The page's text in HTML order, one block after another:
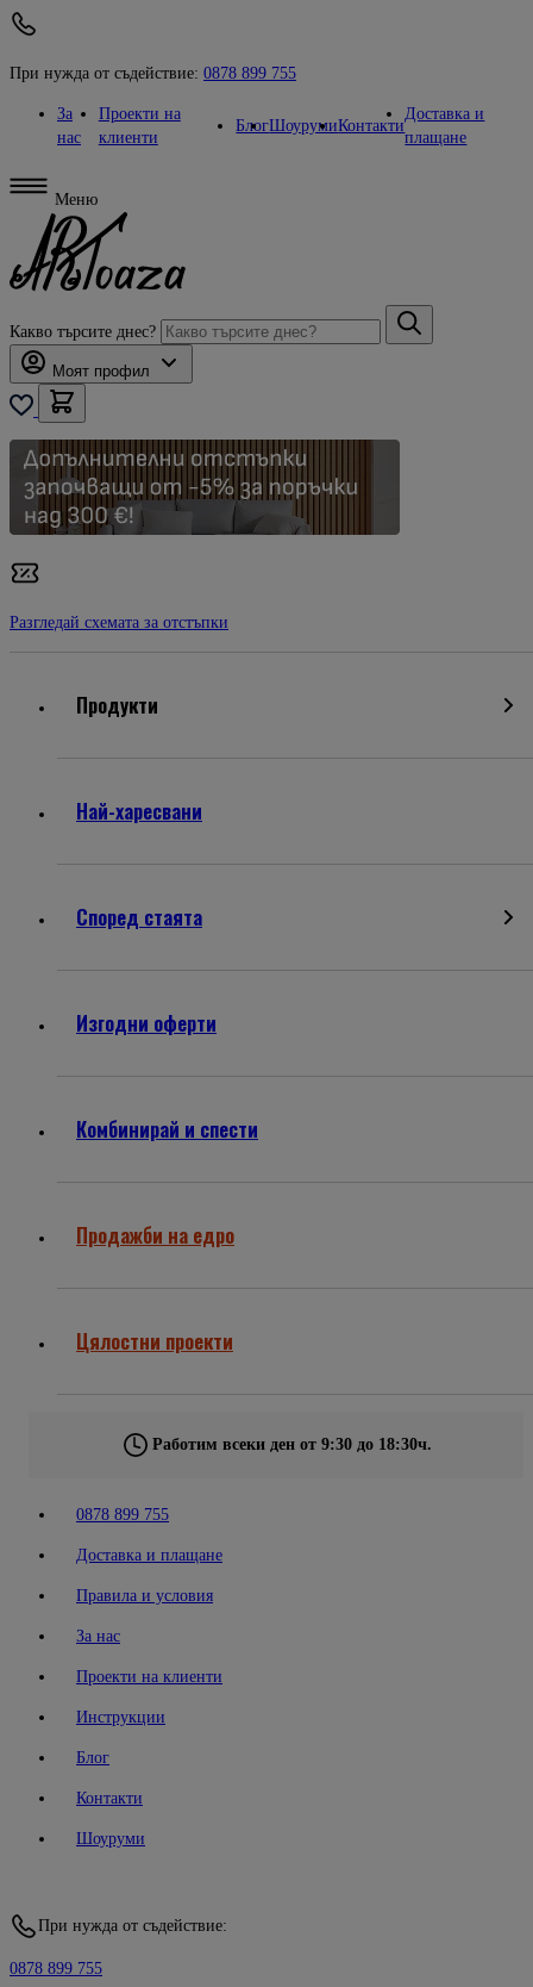
При нужда от съдействие: 0878 899 755
За
нас
Проекти на
клиенти
БлогШоурумиКонтакти
Доставка и
плащане
Меню
Какво търсите днес?
Моят профил
Разгледай схемата за отстъпки
Продукти
Най-харесвани
Според стаята
Изгодни оферти
Комбинирай и спести
Продажби на едро
Цялостни проекти
Работим всеки ден от 9:30 до 18:30ч.
0878 899 755
Доставка и плащане
Правила и условия
За нас
Проекти на клиенти
Инструкции
Блог
Контакти
Шоуруми
При нужда от съдействие:
0878 899 755